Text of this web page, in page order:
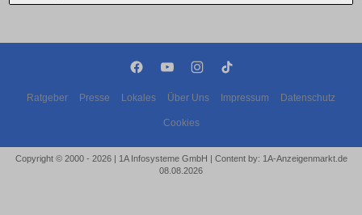
Ratgeber Presse Lokales Über Uns Impressum Datenschutz
Cookies
Copyright © 2000 - 2026 | 1A Infosysteme GmbH | Content by: 1A-Anzeigenmarkt.de
08.08.2026